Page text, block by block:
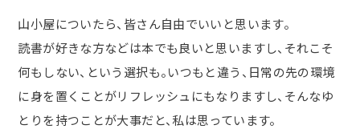
山小屋についたら、皆さん自由でいいと思います。
読書が好きな方などは本でも良いと思いますし、それこそ
何もしない、という選択も。いつもと違う、日常の先の環境
に身を置くことがリフレッシュにもなりますし、そんなゆ
とりを持つことが大事だと、私は思っています。